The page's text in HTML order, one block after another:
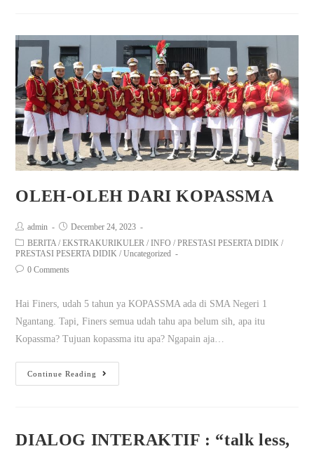
OLEH-OLEH DARI KOPASSMA
admin
December 24, 2023
BERITA / EKSTRAKURIKULER / INFO / PRESTASI PESERTA DIDIK /
PRESTASI PESERTA DIDIK / Uncategorized
0 Comments
Hai Finers, udah 5 tahun ya KOPASSMA ada di SMA Negeri 1
Ngantang. Tapi, Finers semua udah tahu apa belum sih, apa itu
Kopassma? Tujuan kopassma itu apa? Ngapain aja…
Continue Reading
DIALOG INTERAKTIF : “talk less,